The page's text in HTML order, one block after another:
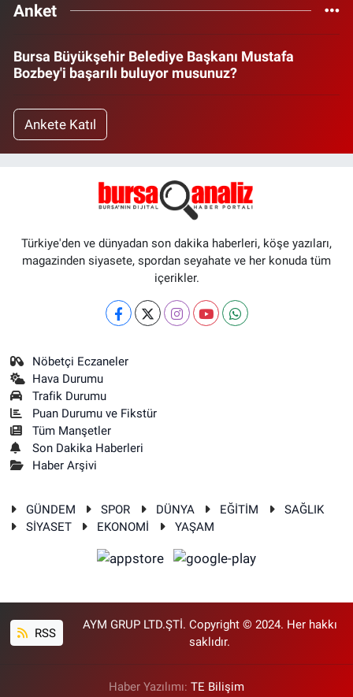
Anket
Bursa Büyükşehir Belediye Başkanı Mustafa
Bozbey'i başarılı buluyor musunuz?
Ankete Katıl
Türkiye'den ve dünyadan son dakika haberleri, köşe yazıları,
magazinden siyasete, spordan seyahate ve her konuda tüm
içerikler.
Nöbetçi Eczaneler
Hava Durumu
Trafik Durumu
Puan Durumu ve Fikstür
Tüm Manşetler
Son Dakika Haberleri
Haber Arşivi
GÜNDEM SPOR DÜNYA EĞİTİM
SAĞLIK
SİYASET
EKONOMİ YAŞAM
RSS
AYM GRUP LTD.ŞTİ. Copyright © 2024. Her hakkı
saklıdır.
Haber Yazılımı: TE Bilişim